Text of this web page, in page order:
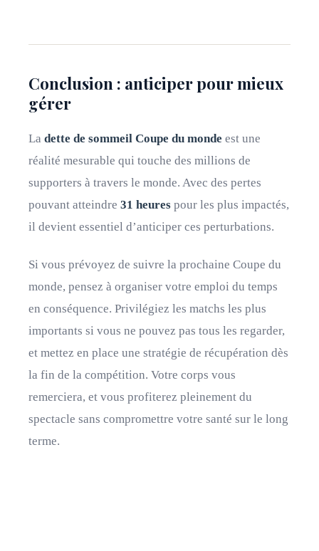
Conclusion : anticiper pour mieux
gérer
La dette de sommeil Coupe du monde est une
réalité mesurable qui touche des millions de
supporters à travers le monde. Avec des pertes
pouvant atteindre 31 heures pour les plus impactés,
il devient essentiel d’anticiper ces perturbations.
Si vous prévoyez de suivre la prochaine Coupe du
monde, pensez à organiser votre emploi du temps
en conséquence. Privilégiez les matchs les plus
importants si vous ne pouvez pas tous les regarder,
et mettez en place une stratégie de récupération dès
la fin de la compétition. Votre corps vous
remerciera, et vous profiterez pleinement du
spectacle sans compromettre votre santé sur le long
terme.